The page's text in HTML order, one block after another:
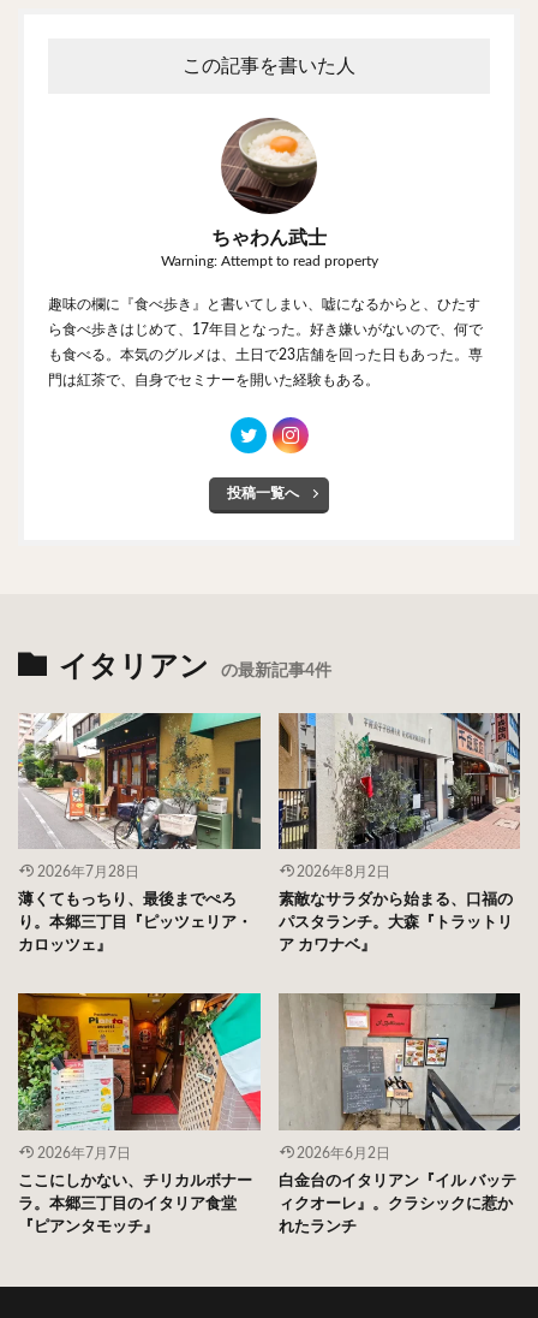
この記事を書いた人
ちゃわん武士
Warning: Attempt to read property
趣味の欄に『食べ歩き』と書いてしまい、嘘になるからと、ひたす
ら食べ歩きはじめて、17年目となった。好き嫌いがないので、何で
も食べる。本気のグルメは、土日で23店舗を回った日もあった。専
門は紅茶で、自身でセミナーを開いた経験もある。
投稿一覧へ
イタリアン の最新記事4件
2026年7月28日
薄くてもっちり、最後までぺろ
り。本郷三丁目『ピッツェリア・
カロッツェ』
2026年8月2日
素敵なサラダから始まる、口福の
パスタランチ。大森『トラットリ
ア カワナベ』
2026年7月7日
ここにしかない、チリカルボナー
ラ。本郷三丁目のイタリア食堂
『ピアンタモッチ』
2026年6月2日
白金台のイタリアン『イル バッテ
ィクオーレ』。クラシックに惹か
れたランチ